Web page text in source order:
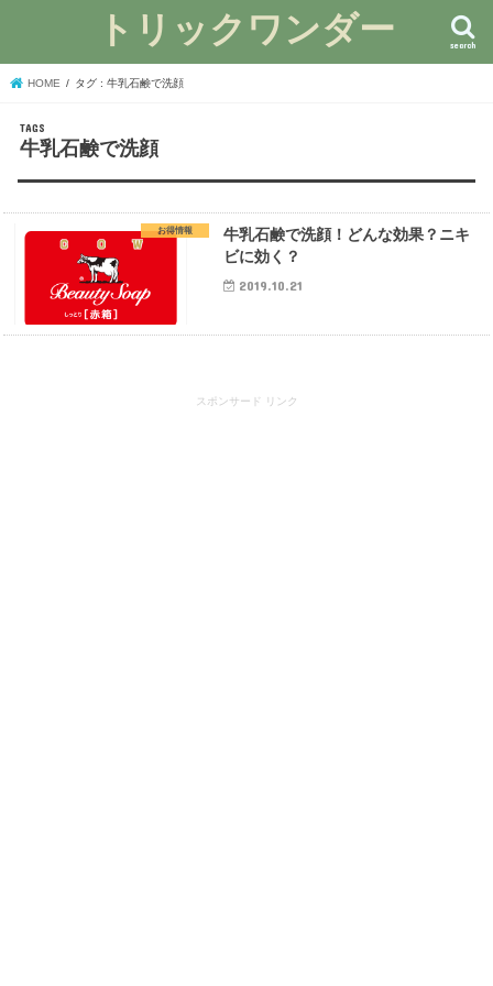
トリックワンダー search
HOME タグ : 牛乳石鹸で洗顔
牛乳石鹸で洗顔
お得情報
牛乳石鹸で洗顔！どんな効果？ニキ
ビに効く？
2019.10.21
スポンサード リンク